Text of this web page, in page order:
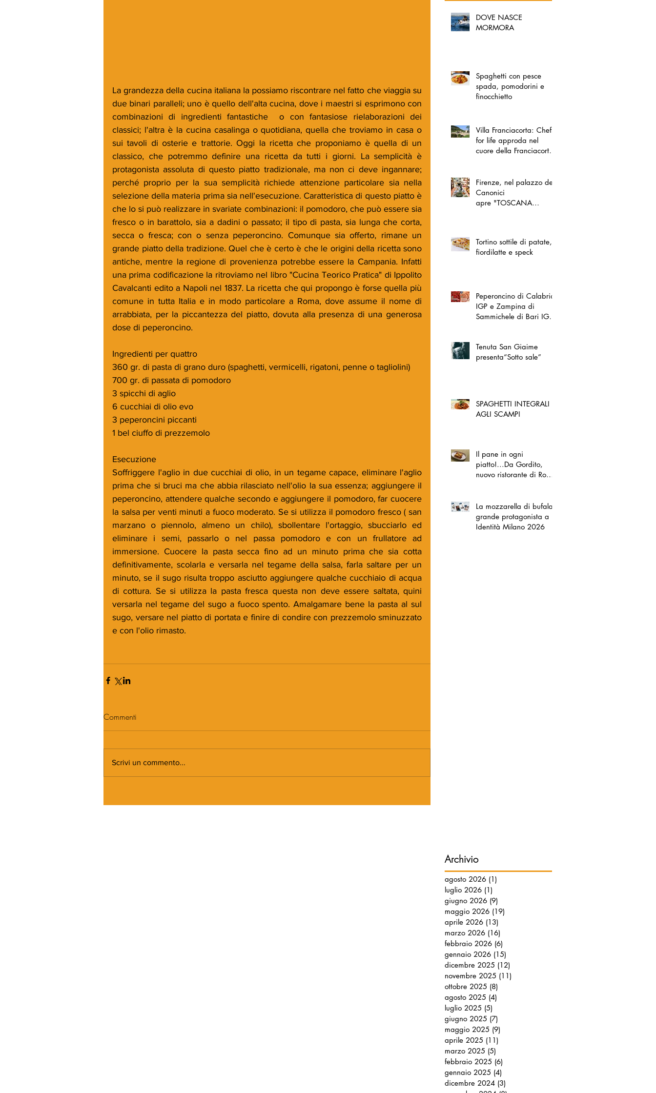
La grandezza della cucina italiana la possiamo riscontrare nel fatto che viaggia su
due binari paralleli; uno è quello dell'alta cucina, dove i maestri si esprimono con
combinazioni di ingredienti fantastiche  o con fantasiose rielaborazioni dei
classici; l'altra è la cucina casalinga o quotidiana, quella che troviamo in casa o
sui tavoli di osterie e trattorie. Oggi la ricetta che proponiamo è quella di un
classico, che potremmo definire una ricetta da tutti i giorni. La semplicità è
protagonista assoluta di questo piatto tradizionale, ma non ci deve ingannare;
perché proprio per la sua semplicità richiede attenzione particolare sia nella
selezione della materia prima sia nell'esecuzione. Caratteristica di questo piatto è
che lo si può realizzare in svariate combinazioni: il pomodoro, che può essere sia
fresco o in barattolo, sia a dadini o passato; il tipo di pasta, sia lunga che corta,
secca o fresca; con o senza peperoncino. Comunque sia offerto, rimane un
grande piatto della tradizione. Quel che è certo è che le origini della ricetta sono
antiche, mentre la regione di provenienza potrebbe essere la Campania. Infatti
una prima codificazione la ritroviamo nel libro "Cucina Teorico Pratica" di Ippolito
Cavalcanti edito a Napoli nel 1837. La ricetta che qui propongo è forse quella più
comune in tutta Italia e in modo particolare a Roma, dove assume il nome di
arrabbiata, per la piccantezza del piatto, dovuta alla presenza di una generosa
dose di peperoncino.
Ingredienti per quattro
360 gr. di pasta di grano duro (spaghetti, vermicelli, rigatoni, penne o tagliolini)
700 gr. di passata di pomodoro
3 spicchi di aglio
6 cucchiai di olio evo
3 peperoncini piccanti
1 bel ciuffo di prezzemolo
Esecuzione
Soffriggere l'aglio in due cucchiai di olio, in un tegame capace, eliminare l'aglio
prima che si bruci ma che abbia rilasciato nell'olio la sua essenza; aggiungere il
peperoncino, attendere qualche secondo e aggiungere il pomodoro, far cuocere
la salsa per venti minuti a fuoco moderato. Se si utilizza il pomodoro fresco ( san
marzano o piennolo, almeno un chilo), sbollentare l'ortaggio, sbucciarlo ed
eliminare i semi, passarlo o nel passa pomodoro e con un frullatore ad
immersione. Cuocere la pasta secca fino ad un minuto prima che sia cotta
definitivamente, scolarla e versarla nel tegame della salsa, farla saltare per un
minuto, se il sugo risulta troppo asciutto aggiungere qualche cucchiaio di acqua
di cottura. Se si utilizza la pasta fresca questa non deve essere saltata, quini
versarla nel tegame del sugo a fuoco spento. Amalgamare bene la pasta al sul
sugo, versare nel piatto di portata e finire di condire con prezzemolo sminuzzato
e con l'olio rimasto.
Commenti
Scrivi un commento...
DOVE NASCE
MORMORA
Spaghetti con pesce
spada, pomodorini e
finocchietto
Villa Franciacorta: Chefs
for life approda nel
cuore della Franciacorta,
Firenze, nel palazzo dei
Canonici
apre "TOSCANA
Tortino sottile di patate,
fiordilatte e speck
Peperoncino di Calabria
IGP e Zampina di
Sammichele di Bari IGP
Tenuta San Giaime
presenta“Sotto sale”
SPAGHETTI INTEGRALI
AGLI SCAMPI
Il pane in ogni
piatto!...Da Gordito,
nuovo ristorante di Roma
La mozzarella di bufala
grande protagonista a
Identità Milano 2026
Archivio
agosto 2026 (1)
luglio 2026 (1)
giugno 2026 (9)
maggio 2026 (19)
aprile 2026 (13)
marzo 2026 (16)
febbraio 2026 (6)
gennaio 2026 (15)
dicembre 2025 (12)
novembre 2025 (11)
ottobre 2025 (8)
agosto 2025 (4)
luglio 2025 (5)
giugno 2025 (7)
maggio 2025 (9)
aprile 2025 (11)
marzo 2025 (5)
febbraio 2025 (6)
gennaio 2025 (4)
dicembre 2024 (3)